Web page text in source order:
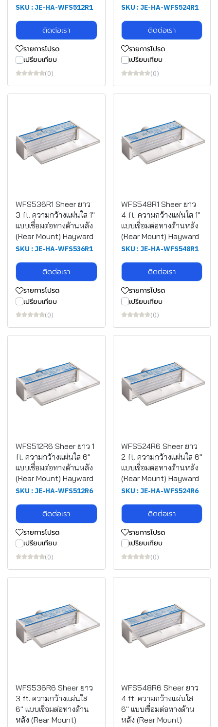
SKU : JE-HA-WFS512R1
ติดต่อเรา
รายการโปรด
เปรียบเทียบ
(0)
SKU : JE-HA-WFS524R1
ติดต่อเรา
รายการโปรด
เปรียบเทียบ
(0)
WFS536R1 Sheer ยาว
3 ft. ความกว้างแผ่นใส 1"
แบบเชื่อมต่อทางด้านหลัง
(Rear Mount) Hayward
SKU : JE-HA-WFS536R1
ติดต่อเรา
รายการโปรด
เปรียบเทียบ
(0)
WFS548R1 Sheer ยาว
4 ft. ความกว้างแผ่นใส 1"
แบบเชื่อมต่อทางด้านหลัง
(Rear Mount) Hayward
SKU : JE-HA-WFS548R1
ติดต่อเรา
รายการโปรด
เปรียบเทียบ
(0)
WFS512R6 Sheer ยาว 1
ft. ความกว้างแผ่นใส 6"
แบบเชื่อมต่อทางด้านหลัง
(Rear Mount) Hayward
SKU : JE-HA-WFS512R6
ติดต่อเรา
รายการโปรด
เปรียบเทียบ
(0)
WFS524R6 Sheer ยาว
2 ft. ความกว้างแผ่นใส 6"
แบบเชื่อมต่อทางด้านหลัง
(Rear Mount) Hayward
SKU : JE-HA-WFS524R6
ติดต่อเรา
รายการโปรด
เปรียบเทียบ
(0)
WFS536R6 Sheer ยาว
3 ft. ความกว้างแผ่นใส
6" แบบเชื่อมต่อทางด้าน
หลัง (Rear Mount)
WFS548R6 Sheer ยาว
4 ft. ความกว้างแผ่นใส
6" แบบเชื่อมต่อทางด้าน
หลัง (Rear Mount)